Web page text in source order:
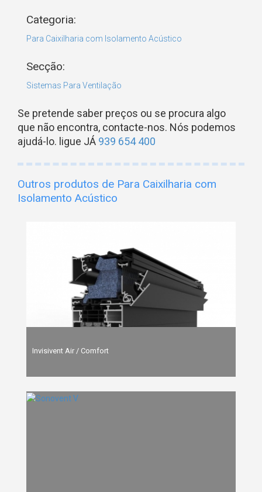
Categoria:
Para Caixilharia com Isolamento Acústico
Secção:
Sistemas Para Ventilação
Se pretende saber preços ou se procura algo
que não encontra, contacte-nos. Nós podemos
ajudá-lo. ligue JÁ 939 654 400
Outros produtos de Para Caixilharia com
Isolamento Acústico
Invisivent Air / Comfort